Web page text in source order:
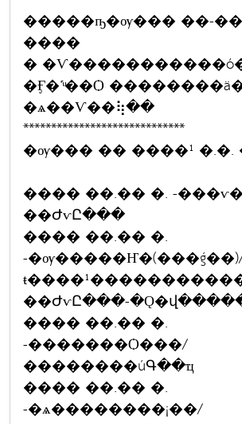
�����ҧ�ѹ��� ��-
����
� �Ѵ�����������ó�
�Ӻ�˹ͧ��Ѻ
�ѧ��Ѵ��⢷��
*****************************
�ѹ��� �� ����¹
���� ��.�� �. -
��ԺѵԸ���
���� ��.�� �.
-
��ԺѵԸ���-
���� ��.�� �.
-�������Ѻ���/
��������úԳ��ҵ
���� ��.�� �.
-�ѧ��������¡��/